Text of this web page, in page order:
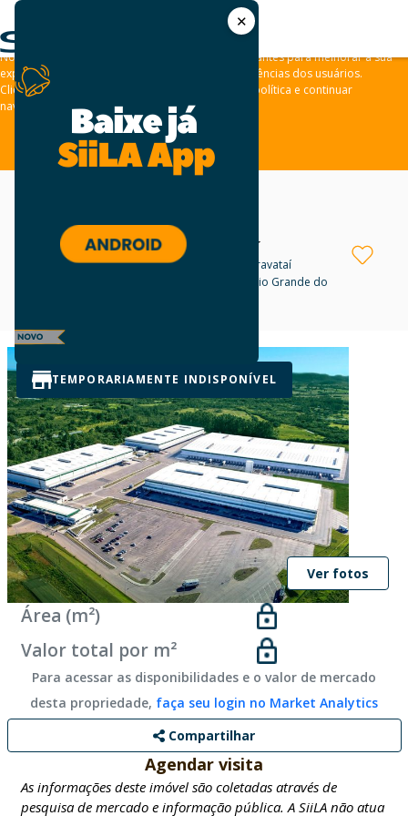
✕
As leis de privacidade dos usuários estão mudando e por isso nós
convidamos você a revisar a nossa
Nós usamos cookies e outras tecnologias semelhantes para melhorar a sua
experiência em nossos sites e lembrar das preferências dos usuários.
Clique em “aceitar” para concordar com a nossa política e continuar
navegando em nosso site.
ACEITAR
GLP Gravataí
Galpão para locação
em Gravataí
Rodovia RS118, km 11 - Gravataí, Rio Grande do
TEMPORARIAMENTE INDISPONÍVEL
Ver fotos
Área (m²)
Valor total por m²
Para acessar as disponibilidades e o valor de mercado
desta propriedade, faça seu login no Market Analytics
Compartilhar
Agendar visita
As informações deste imóvel são coletadas através de
pesquisa de mercado e informação pública. A SiiLA não atua